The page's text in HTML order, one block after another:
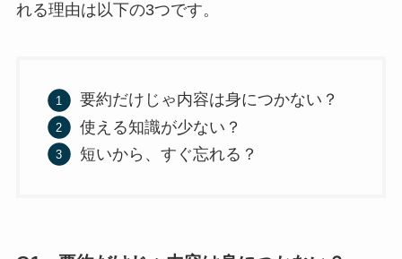
れる理由は以下の3つです。
要約だけじゃ内容は身につかない？
使える知識が少ない？
短いから、すぐ忘れる？